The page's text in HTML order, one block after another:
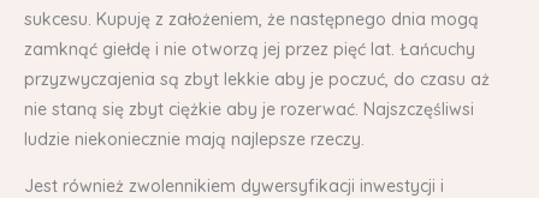
sukcesu. Kupuję z założeniem, że następnego dnia mogą
zamknąć giełdę i nie otworzą jej przez pięć lat. Łańcuchy
przyzwyczajenia są zbyt lekkie aby je poczuć, do czasu aż
nie staną się zbyt ciężkie aby je rozerwać. Najszczęśliwsi
ludzie niekoniecznie mają najlepsze rzeczy.
Jest również zwolennikiem dywersyfikacji inwestycji i